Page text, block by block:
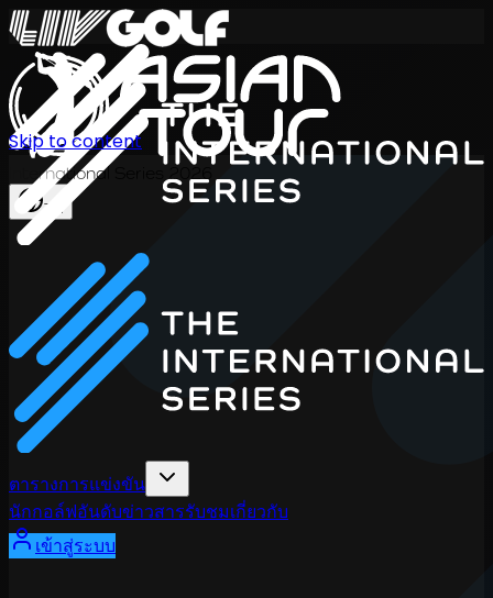
International Series 2026
TH
ตารางการแข่งขัน
นักกอล์ฟอันดับข่าวสารรับชมเกี่ยวกับ
เข้าสู่ระบบ
Skip to content